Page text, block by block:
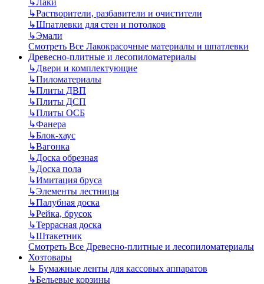
↳Растворители, разбавители и очистители
↳Шпатлевки для стен и потолков
↳Эмали
Смотреть Все Лакокрасочные материалы и шпатлевки
Древесно-плитные и лесопиломатериалы
↳Двери и комплектующие
↳Пиломатериалы
↳Плиты ДВП
↳Плиты ДСП
↳Плиты ОСБ
↳Фанера
↳Блок-хаус
↳Вагонка
↳Доска обрезная
↳Доска пола
↳Имитация бруса
↳Элементы лестницы
↳Палубная доска
↳Рейка, брусок
↳Террасная доска
↳Штакетник
Смотреть Все Древесно-плитные и лесопиломатериалы
Хозтовары
↳ Бумажные ленты для кассовых аппаратов
↳Бельевые корзины